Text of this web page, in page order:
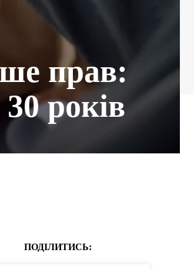
прав:
років
ПОДІЛИТИСЬ: